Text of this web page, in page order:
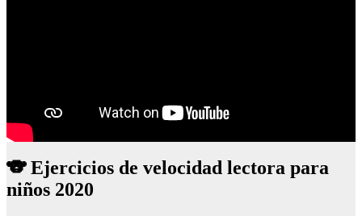
🐨 Ejercicios de velocidad lectora para
niños 2020